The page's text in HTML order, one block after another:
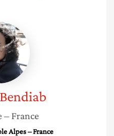
Bendiab
– France
Alpes – France